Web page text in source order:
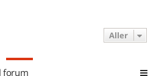
Aller
forum